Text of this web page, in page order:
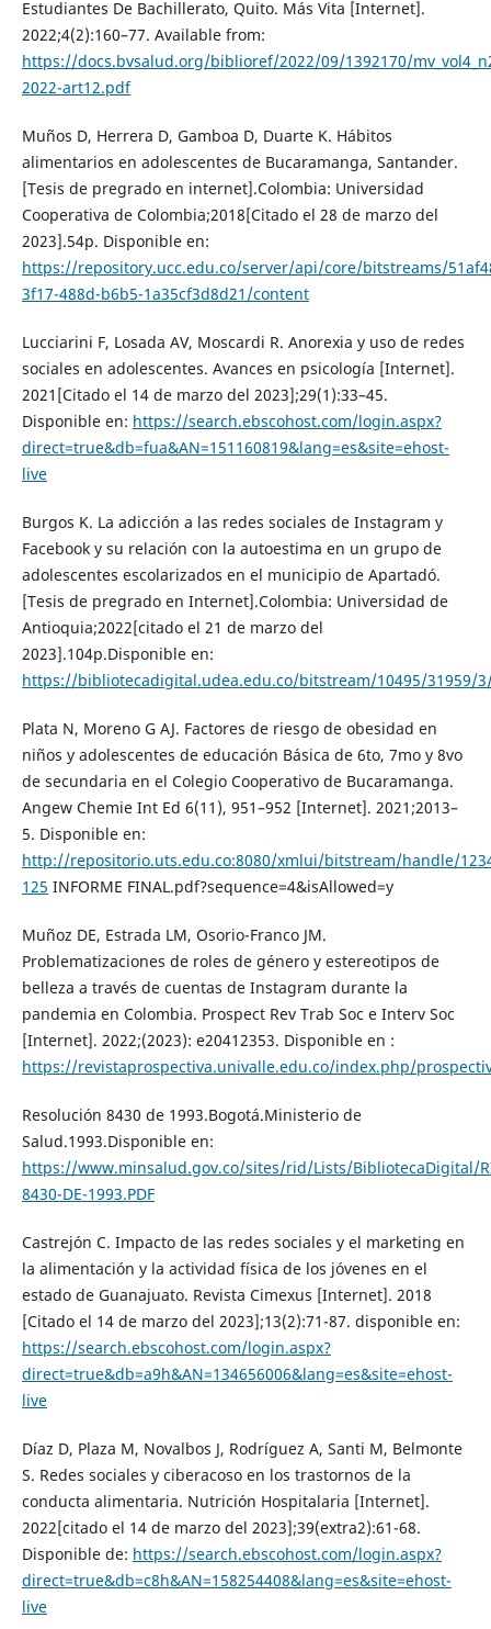
Estudiantes De Bachillerato, Quito. Más Vita [Internet].
2022;4(2):160–77. Available from:
https://docs.bvsalud.org/biblioref/2022/09/1392170/
2022-art12.pdf
Muños D, Herrera D, Gamboa D, Duarte K. Hábitos
alimentarios en adolescentes de Bucaramanga, Santander.
[Tesis de pregrado en internet].Colombia: Universidad
Cooperativa de Colombia;2018[Citado el 28 de marzo del
2023].54p. Disponible en:
https://repository.ucc.edu.co/server/api/core/bitstreams/
3f17-488d-b6b5-1a35cf3d8d21/content
Lucciarini F, Losada AV, Moscardi R. Anorexia y uso de redes
sociales en adolescentes. Avances en psicología [Internet].
2021[Citado el 14 de marzo del 2023];29(1):33–45.
Disponible en: https://search.ebscohost.com/login.aspx?
direct=true&db=fua&AN=151160819&lang=es&site=ehost-
live
Burgos K. La adicción a las redes sociales de Instagram y
Facebook y su relación con la autoestima en un grupo de
adolescentes escolarizados en el municipio de Apartadó.
[Tesis de pregrado en Internet].Colombia: Universidad de
Antioquia;2022[citado el 21 de marzo del
2023].104p.Disponible en:
https://bibliotecadigital.udea.edu.co/bitstream/10495/31959/3/
Plata N, Moreno G AJ. Factores de riesgo de obesidad en
niños y adolescentes de educación Básica de 6to, 7mo y 8vo
de secundaria en el Colegio Cooperativo de Bucaramanga.
Angew Chemie Int Ed 6(11), 951–952 [Internet]. 2021;2013–
5. Disponible en:
http://repositorio.uts.edu.co:8080/xmlui/bitstream/handle/
125 INFORME FINAL.pdf?sequence=4&isAllowed=y
Muñoz DE, Estrada LM, Osorio-Franco JM.
Problematizaciones de roles de género y estereotipos de
belleza a través de cuentas de Instagram durante la
pandemia en Colombia. Prospect Rev Trab Soc e Interv Soc
[Internet]. 2022;(2023): e20412353. Disponible en :
https://revistaprospectiva.univalle.edu.co/index.php/
Resolución 8430 de 1993.Bogotá.Ministerio de
Salud.1993.Disponible en:
https://www.minsalud.gov.co/sites/rid/Lists/BibliotecaDigital/
8430-DE-1993.PDF
Castrejón C. Impacto de las redes sociales y el marketing en
la alimentación y la actividad física de los jóvenes en el
estado de Guanajuato. Revista Cimexus [Internet]. 2018
[Citado el 14 de marzo del 2023];13(2):71-87. disponible en:
https://search.ebscohost.com/login.aspx?
direct=true&db=a9h&AN=134656006&lang=es&site=ehost-
live
Díaz D, Plaza M, Novalbos J, Rodríguez A, Santi M, Belmonte
S. Redes sociales y ciberacoso en los trastornos de la
conducta alimentaria. Nutrición Hospitalaria [Internet].
2022[citado el 14 de marzo del 2023];39(extra2):61-68.
Disponible de: https://search.ebscohost.com/login.aspx?
direct=true&db=c8h&AN=158254408&lang=es&site=ehost-
live